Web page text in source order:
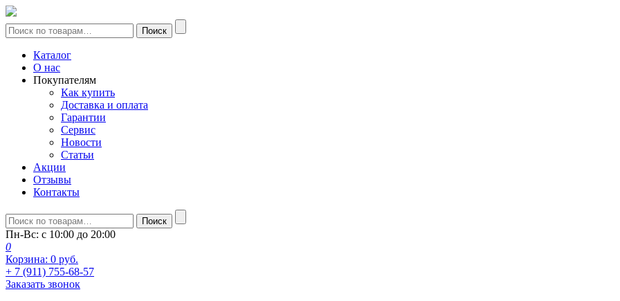
Искать: Поиск
Каталог
О нас
Покупателям
Как купить
Доставка и оплата
Гарантии
Сервис
Новости
Статьи
Акции
Отзывы
Контакты
Искать:
Поиск
Пн-Вс: с 10:00 до 20:00
0
Корзина: 0 руб.
+ 7 (911) 755-68-57
Заказать звонок